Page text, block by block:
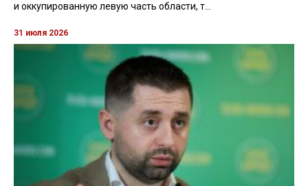
и оккупированную левую часть области, т...
31 июля 2026